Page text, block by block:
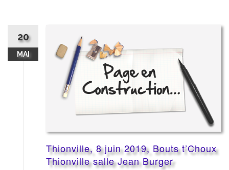
20
MAI
Thionville, 8 juin 2019, Bouts t’Choux
Thionville salle Jean Burger